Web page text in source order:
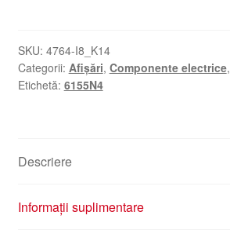
6155N4
SKU: 4764-I8_K14
Categorii: Afișări, Componente electrice,
Etichetă: 6155N4
Descriere
Informații suplimentare